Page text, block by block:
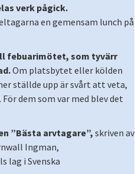
verk pågick.
en gemensam lunch på
febuarimötet, som tyvärr
Om platsbytet eller kölden
ställde upp är svårt att veta,
dem som var med blev det
”Bästa arvtagare”, skriven av
Ingman,
lag i Svenska